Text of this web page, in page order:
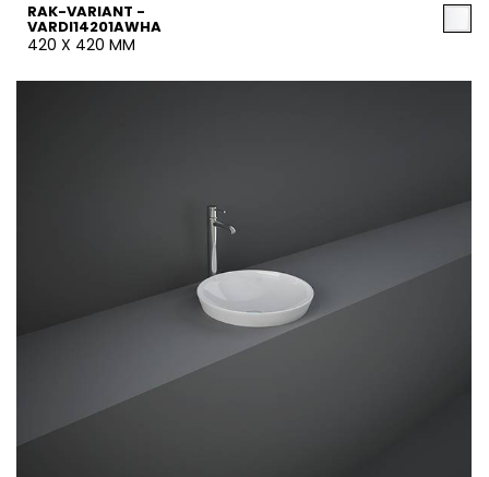
RAK-VARIANT -
VARDI14201AWHA
420 X 420 MM